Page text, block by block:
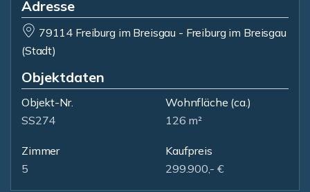
Adresse
79114 Freiburg im Breisgau - Freiburg im Breisgau
(Stadt)
Objektdaten
Objekt-Nr.
SS274
Wohnfläche (ca.)
126 m²
Zimmer
5
Kaufpreis
299.900,- €